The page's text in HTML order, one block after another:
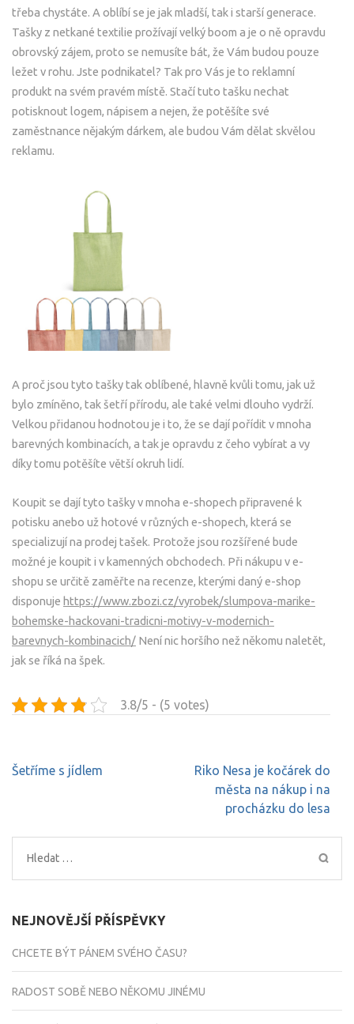
třeba chystáte. A oblíbí se je jak mladší, tak i starší generace.
Tašky z netkané textilie prožívají velký boom a je o ně opravdu
obrovský zájem, proto se nemusíte bát, že Vám budou pouze
ležet v rohu. Jste podnikatel? Tak pro Vás je to reklamní
produkt na svém pravém místě. Stačí tuto tašku nechat
potisknout logem, nápisem a nejen, že potěšíte své
zaměstnance nějakým dárkem, ale budou Vám dělat skvělou
reklamu.
A proč jsou tyto tašky tak oblíbené, hlavně kvůli tomu, jak už
bylo zmíněno, tak šetří přírodu, ale také velmi dlouho vydrží.
Velkou přidanou hodnotou je i to, že se dají pořídit v mnoha
barevných kombinacích, a tak je opravdu z čeho vybírat a vy
díky tomu potěšíte větší okruh lidí.
Koupit se dají tyto tašky v mnoha e-shopech připravené k
potisku anebo už hotové v různých e-shopech, která se
specializují na prodej tašek. Protože jsou rozšířené bude
možné je koupit i v kamenných obchodech. Při nákupu v e-
shopu se určitě zaměřte na recenze, kterými daný e-shop
disponuje https://www.zbozi.cz/vyrobek/slumpova-marike-
bohemske-hackovani-tradicni-motivy-v-modernich-
barevnych-kombinacich/ Není nic horšího než někomu naletět,
jak se říká na špek.
3.8/5 - (5 votes)
Navigace
Šetříme s jídlem
Riko Nesa je kočárek do
města na nákup i na
procházku do lesa
Vyhledávání
NEJNOVĚJŠÍ PŘÍSPĚVKY
CHCETE BÝT PÁNEM SVÉHO ČASU?
RADOST SOBĚ NEBO NĚKOMU JINÉMU